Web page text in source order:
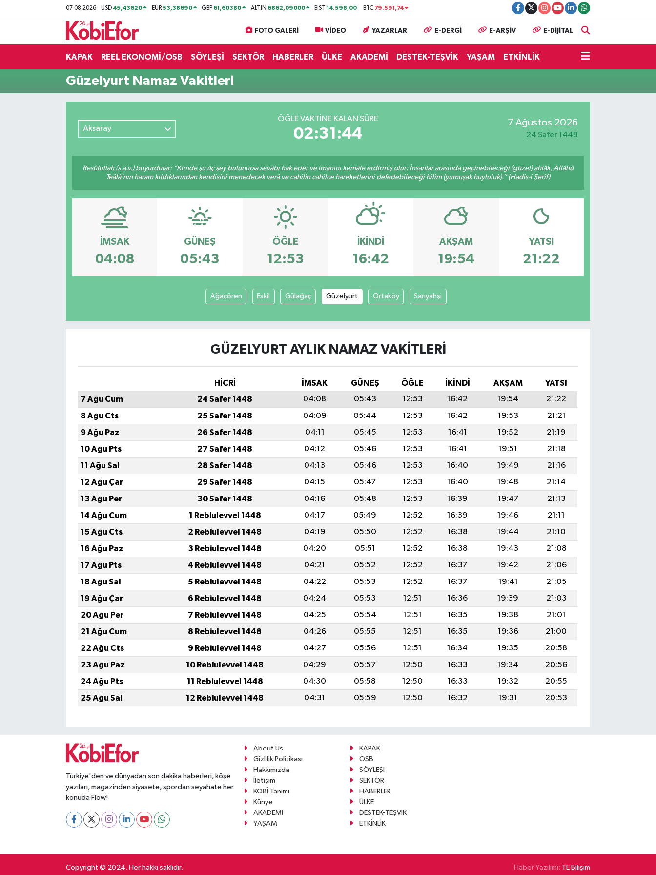
07-08-2026 USD 45,43620 EUR53,38690 GBP 61,60380 ALTIN 6862,09000 BİST14.598,00 BTC 79.591,74
FOTO GALERİ VİDEO YAZARLAR E-DERGİ E-ARŞİV E-DİJİTAL
KAPAK REEL EKONOMİ/OSB SÖYLEŞİ SEKTÖR HABERLER ÜLKE AKADEMİ DESTEK-TEŞVİK YAŞAM ETKİNLİK
Güzelyurt Namaz Vakitleri
Aksaray
ÖĞLE VAKTİNE KALAN SÜRE
02:31:44
7 Ağustos 2026
24 Safer 1448
Resûlullah (s.a.v.) buyurdular: “Kimde şu üç şey bulunursa sevâbı hak eder ve imanını kemâle erdirmiş olur: İnsanlar arasında geçinebileceği (güzel) ahlâk, Allâhü
Teâlâ’nın haram kıldıklarından kendisini menedecek verâ ve cahilin cahilce hareketlerini defedebileceği hilim (yumuşak huyluluk).” (Hadis-i Şerif)
İMSAK
04:08
GÜNEŞ
05:43
ÖĞLE
12:53
İKINDI
16:42
AKŞAM
19:54
YATSI
21:22
Ağaçören Eskil Gülağaç Güzelyurt Ortaköy Sarıyahşi
GÜZELYURT AYLIK NAMAZ VAKITLERI
HİCRİ İMSAK GÜNEŞ ÖĞLE İKINDI AKŞAM
YATSI
7 Ağu Cum
24 Safer 1448 04:08 05:43 12:53 16:42 19:54
21:22
8 Ağu Cts
25 Safer 1448 04:09 05:44 12:53 16:42 19:53
21:21
9 Ağu Paz
26 Safer 1448 04:11 05:45 12:53 16:41 19:52
21:19
10 Ağu Pts
27 Safer 1448 04:12 05:46 12:53 16:41 19:51
21:18
11 Ağu Sal
28 Safer 1448 04:13 05:46 12:53 16:40 19:49
21:16
12 Ağu Çar
29 Safer 1448 04:15 05:47 12:53 16:40 19:48
21:14
13 Ağu Per
30 Safer 1448 04:16 05:48 12:53 16:39 19:47
21:13
14 Ağu Cum
1 Rebiulevvel 1448 04:17 05:49 12:52 16:39 19:46
21:11
15 Ağu Cts
2 Rebiulevvel 1448 04:19 05:50 12:52 16:38 19:44
21:10
16 Ağu Paz
3 Rebiulevvel 1448 04:20 05:51 12:52 16:38 19:43
21:08
17 Ağu Pts
4 Rebiulevvel 1448 04:21 05:52 12:52 16:37 19:42
21:06
18 Ağu Sal
5 Rebiulevvel 1448 04:22 05:53 12:52 16:37 19:41
21:05
19 Ağu Çar
6 Rebiulevvel 1448 04:24 05:53 12:51 16:36 19:39
21:03
20 Ağu Per
7 Rebiulevvel 1448 04:25 05:54 12:51 16:35 19:38
21:01
21 Ağu Cum
8 Rebiulevvel 1448 04:26 05:55 12:51 16:35 19:36
21:00
22 Ağu Cts
9 Rebiulevvel 1448 04:27 05:56 12:51 16:34 19:35
20:58
23 Ağu Paz
10 Rebiulevvel 1448 04:29 05:57 12:50 16:33 19:34
20:56
24 Ağu Pts
11 Rebiulevvel 1448 04:30 05:58 12:50 16:33 19:32
20:55
25 Ağu Sal
12 Rebiulevvel 1448 04:31 05:59 12:50 16:32 19:31 20:53
Türkiye'den ve dünyadan son dakika haberleri, köşe
yazıları, magazinden siyasete, spordan seyahate her
konuda Flow!
About Us
KAPAK
Gizlilik Politikası
OSB
Hakkımızda
SÖYLEŞİ
İletişim
SEKTÖR
KOBİ Tanımı
HABERLER
Künye
ÜLKE
AKADEMİ
DESTEK-TEŞVİK
YAŞAM
ETKİNLİK
Copyright © 2024. Her hakkı saklıdır. Haber Yazılımı: TE Bilişim
BİLİŞİM PANO
DESTEK-TEŞVİK